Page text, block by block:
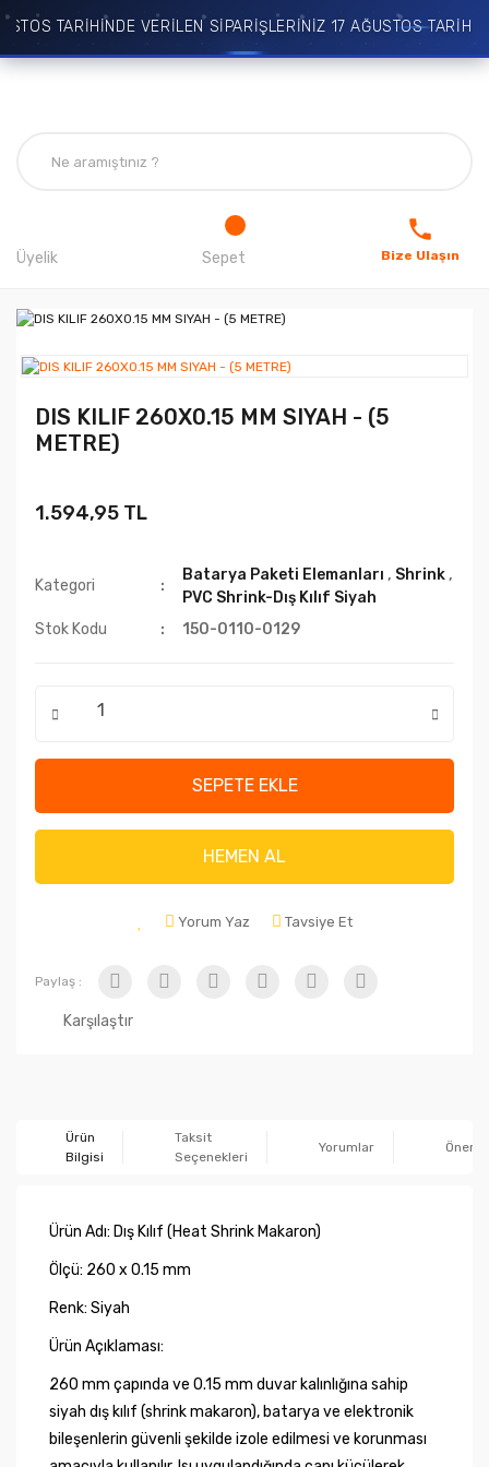
TARİHİNDE VERİLEN SİPARİŞLERİNİZ 17 AĞUSTOS
Üyelik Sepet Bize Ulaşın
DIS KILIF 260X0.15 MM SIYAH - (5
METRE)
1.594,95 TL
Kategori
Batarya Paketi Elemanları , Shrink,
PVC Shrink-Dış Kılıf Siyah
Stok Kodu
150-0110-0129
SEPETE EKLE
HEMEN AL
Yorum Yaz Tavsiye Et
Paylaş :
Karşılaştır
Ürün
Bilgisi
Taksit
Seçenekleri
Yorumlar
Ürün Adı: Dış Kılıf (Heat Shrink Makaron)
Ölçü: 260 x 0.15 mm
Renk: Siyah
Ürün Açıklaması:
260 mm çapında ve 0.15 mm duvar kalınlığına sahip
siyah dış kılıf (shrink makaron), batarya ve elektronik
bileşenlerin güvenli şekilde izole edilmesi ve korunması